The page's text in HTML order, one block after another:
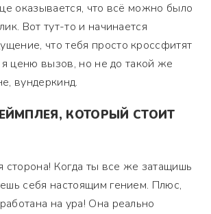
оказывается, что всё можно было
Вот тут-то и начинается
что тебя просто кроссфитят
ценю вызов, но не до такой же
вундеркинд.
КОТОРЫЙ СТОИТ
сторона! Когда ты все же затащишь
себя настоящим гением. Плюс,
на ура! Она реально